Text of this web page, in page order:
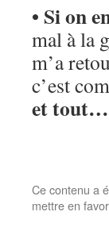
• Si on
mal à la
m’a
c’est
et tout…
Ce contenu a
mettre en